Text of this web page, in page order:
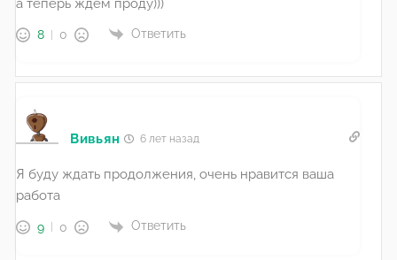
а теперь ждем проду)))
8 0 Ответить
Вивьян 6 лет назад
Я буду ждать продолжения, очень нравится ваша
работа
9 0 Ответить